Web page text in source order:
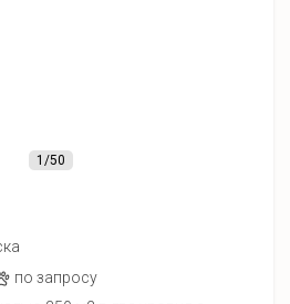
1/50
по запросу